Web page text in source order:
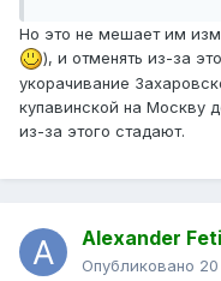
Но это не мешает им
), и отменять из-за
укорачивание
купавинской на Москву
из-за этого стадают.
Alexander
Опубликовано